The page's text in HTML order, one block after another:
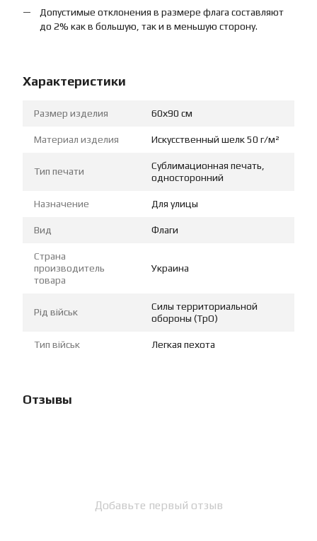
Допустимые отклонения в размере флага составляют
до 2% как в большую, так и в меньшую сторону.
Характеристики
Размер изделия 60х90 см
Материал изделия Искусственный шелк 50 г/м²
Тип печати
Сублимационная печать,
односторонний
Назначение Для улицы
Вид Флаги
Страна
производитель
товара
Украина
Рід військ
Силы территориальной
обороны (ТрО)
Тип військ Легкая пехота
Отзывы
Добавьте первый отзыв